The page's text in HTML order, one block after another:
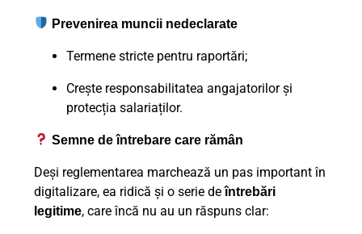
Prevenirea muncii nedeclarate
Termene stricte pentru raportări;
Crește responsabilitatea angajatorilor și
protecția salariaților.
Semne de întrebare care rămân
Deși reglementarea marchează un pas important în
digitalizare, ea ridică și o serie deîntrebări
legitime, care încă nu au un răspuns clar: